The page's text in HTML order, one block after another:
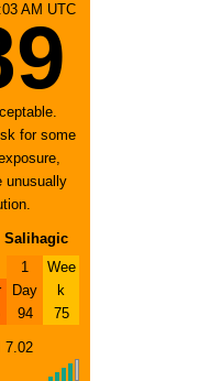
AM UTC
for some
unusually
Salihagic
1
Day
94
Wee
k
75
7.02